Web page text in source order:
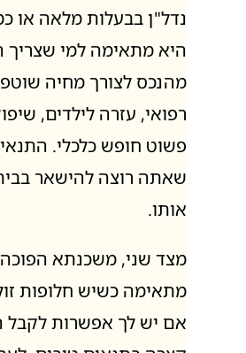
נדל"ן בבעלות מלאה או
היא מתאימה למי שצריך
מהנכס לצורך מחיה
רפואי, עזרה לילדים,
פשוט חופש כלכלי.
שאתה רוצה להישאר
אותו.
מצד שני, משכנתא
מתאימה כשיש חלופות
אם יש לך אפשרות לקבל